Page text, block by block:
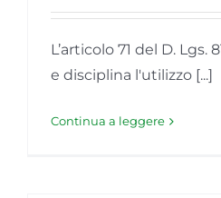
L’articolo 71 del D.
e disciplina l'utilizzo [...]
Continua a leggere